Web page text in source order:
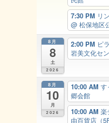
7:30 PM リ
@ 松保地区
8月
8
土
2026
2:00 PM ピ
岩美文化セ
8月
10
月
2026
10:00 AM
郷会館
10:00 AM
由百貨店（